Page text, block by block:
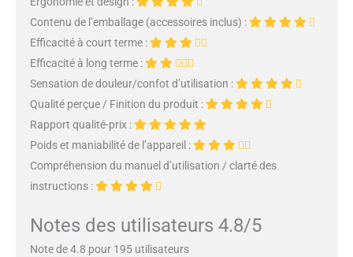
Contenu de l’emballage (accessoires inclus) :
Efficacité à court terme :
Efficacité à long terme :
Sensation de douleur/confot d’utilisation :
Qualité perçue / Finition du produit :
Rapport qualité-prix :
Poids et maniabilité de l’appareil :
Compréhension du manuel d’utilisation / clarté des
instructions :
Notes des utilisateurs 4.8/5
Note de 4.8 pour 195 utilisateurs